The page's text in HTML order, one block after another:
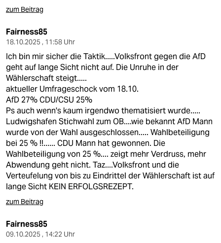
zum Beitrag
Fairness85
18.10.2025 , 11:58 Uhr
Ich bin mir sicher die Taktik.....Volksfront gegen die AfD
geht auf lange Sicht nicht auf. Die Unruhe in der
Wählerschaft steigt.....
aktueller Umfrageschock vom 18.10.
AfD 27% CDU/CSU 25%
Ps auch wenn's kaum irgendwo thematisiert wurde.....
Ludwigshafen Stichwahl zum OB....wie bekannt AfD Mann
wurde von der Wahl ausgeschlossen..... Wahlbeteiligung
bei 25 % !!...... CDU Mann hat gewonnen. Die
Wahlbeteiligung von 25 %.... zeigt mehr Verdruss, mehr
Abwendung geht nicht. Taz....Volksfront und die
Verteufelung von bis zu Eindrittel der Wählerschaft ist auf
lange Sicht KEIN ERFOLGSREZEPT.
zum Beitrag
Fairness85
09.10.2025 , 14:22 Uhr